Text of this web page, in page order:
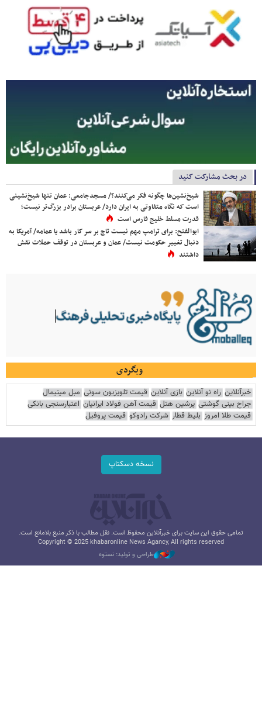
در بحث مشارکت کنید
شیخ‌نشین‌ها چگونه فکر می‌کنند؟/ مسجدجامعی: عمان تنها شیخ‌نشینی
است که نگاه متفاوتی به ایران دارد/ عربستان برادر بزرگ‌تر نیست؛
قدرت مسلط خلیج فارس است
ابوالفتح: برای ترامپ مهم نیست تاج بر سر کار باشد یا عمامه/ آمریکا به
دنبال تغییر حکومت نیست/ عمان و عربستان در توقف حملات نقش
داشتند
وبگردی
خبرآنلاین راه نو آنلاین بازی آنلاین قیمت تلویزیون سونی مبل مینیمال
جراح بینی گوشتی پرشین هتل قیمت آهن فولاد ایرانیان اعتبارسنجی بانکی
قیمت طلا امروز بلیط قطار شرکت رادوکو قیمت پروفیل
نسخه دسکتاپ
تمامی حقوق این سایت برای خبرآنلاین محفوظ است. نقل مطالب با ذکر منبع بلامانع است.
Copyright © 2025 khabaronline News Agancy, All rights reserved
طراحی و تولید: نستوه